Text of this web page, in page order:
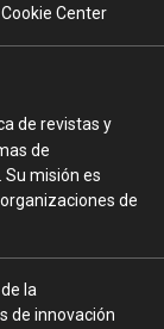
Cookie Center
de revistas y
de
misión es
de
la
de innovación